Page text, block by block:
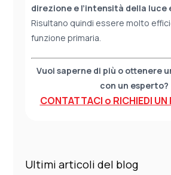
direzione e l’intensità della luce
Risultano quindi essere molto
funzione primaria.
Vuoi saperne di più o ottenere
con un esperto?
CONTATTACI o RICHIEDI UN
Ultimi articoli del blog